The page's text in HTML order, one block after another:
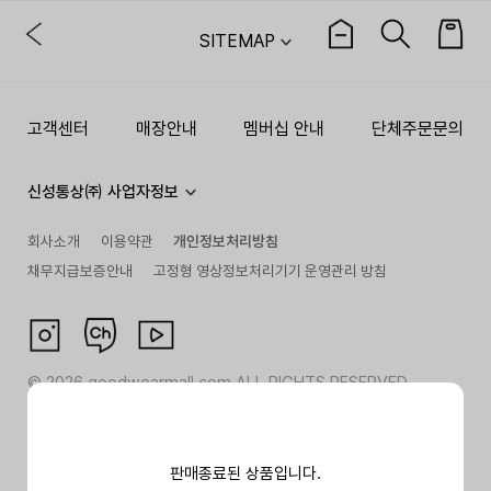
판매종료된 상품입니다.
SITEMAP
고객센터 매장안내 멤버십 안내 단체주문문의
신성통상㈜ 사업자정보
회사소개 이용약관
개인정보처리방침
채무지급보증안내
고정형 영상정보처리기기 운영관리 방침
©2026goodwearmall.com ALL RIGHTS RESERVED